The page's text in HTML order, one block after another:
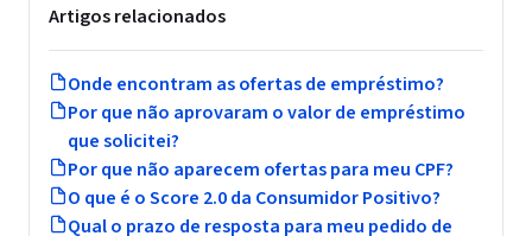
Artigos relacionados
Onde encontram as ofertas de empréstimo?
Por que não aprovaram o valor de empréstimo
que solicitei?
Por que não aparecem ofertas para meu CPF?
O que é o Score 2.0 da Consumidor Positivo?
Qual o prazo de resposta para meu pedido de